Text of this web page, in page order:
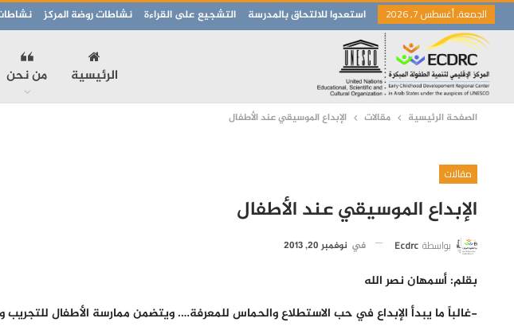
الجمعة, أغسطس 7, 2026 استعدوا للالتحاق بالمدرسة التشجيع على القراءة نشاطات روضة المركز
الرئيسية من نحن
الصفحة الرئيسية مقالات الإبداع الموسيقي عند الأطفال
مقالات
الإبداع الموسيقي عند الأطفال
بواسطة Ecdrc في نوفمبر 20, 2013
بقلم: أسمهان نصر الله
-غالباً ما يبدأ الإبداع في حب الاستطلاع والحماس للمعرفة…. ويتضمن ممارسة الأطفال